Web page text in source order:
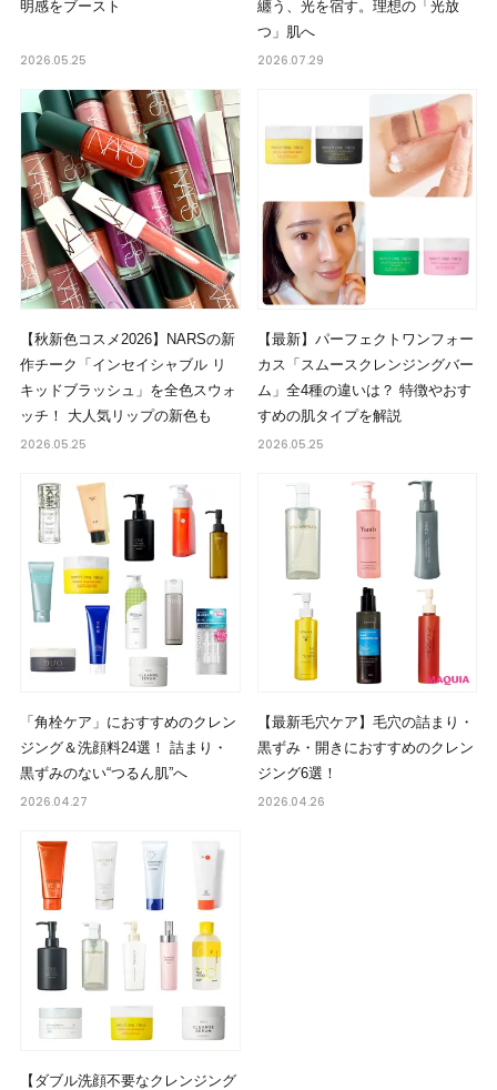
明感をブースト
2026.05.25
纏う、光を宿す。理想の「光放
つ」肌へ
2026.07.29
【秋新色コスメ2026】NARSの新
作チーク「インセイシャブル リ
キッドブラッシュ」を全色スウォ
ッチ！ 大人気リップの新色も
2026.05.25
【最新】パーフェクトワンフォー
カス「スムースクレンジングバー
ム」全4種の違いは？ 特徴やおす
すめの肌タイプを解説
2026.05.25
「角栓ケア」におすすめのクレン
ジング＆洗顔料24選！ 詰まり・
黒ずみのない“つるん肌”へ
2026.04.27
【最新毛穴ケア】毛穴の詰まり・
黒ずみ・開きにおすすめのクレン
ジング6選！
2026.04.26
【ダブル洗顔不要なクレンジング